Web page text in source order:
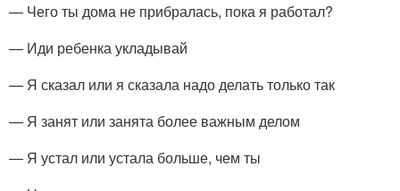
— Чего ты дома не прибралась, пока я работал?
— Иди ребенка укладывай
— Я сказал или я сказала надо делать только так
— Я занят или занята более важным делом
— Я устал или устала больше, чем ты